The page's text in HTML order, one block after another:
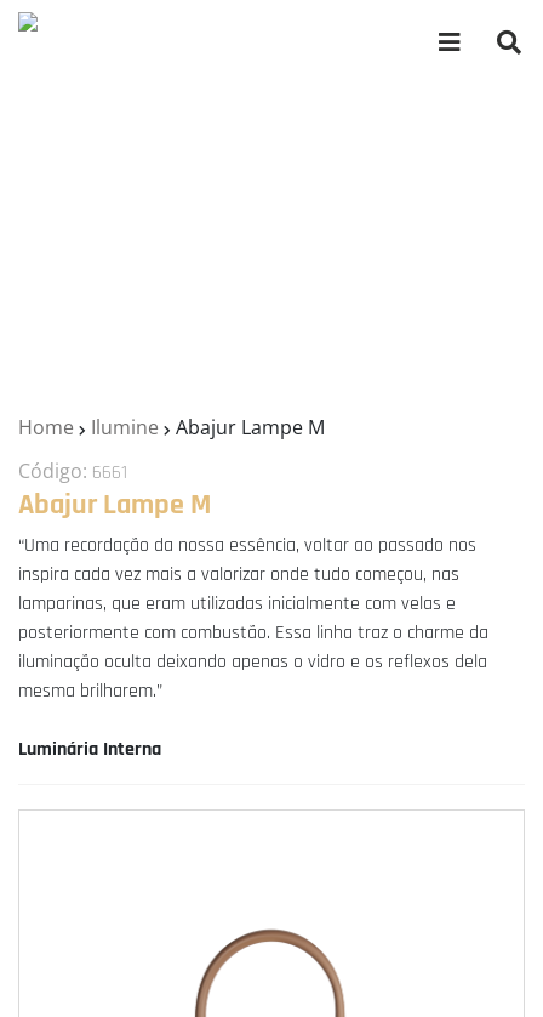
Home Ilumine
Abajur Lampe M
Código: 6661
Abajur Lampe M
“Uma recordação da nossa essência, voltar ao passado nos
inspira cada vez mais a valorizar onde tudo começou, nas
lamparinas, que eram utilizadas inicialmente com velas e
posteriormente com combustão. Essa linha traz o charme da
iluminação oculta deixando apenas o vidro e os reflexos dela
mesma brilharem.”
Luminária Interna